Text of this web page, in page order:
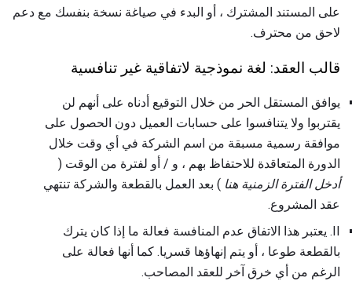
على المستند المشترك ، أو البدء في صياغة نسخة بنفسك مع دعم
لاحق من محترف.
قالب العقد: لغة نموذجية لاتفاقية غير تنافسية
يوافق المستقل الحر من خلال التوقيع أدناه على أنهم لن
يقتربوا ولا يتنافسوا على حسابات العميل دون الحصول على
موافقة رسمية مسبقة من اسم الشركة في أي وقت خلال
الدورة المتعاقدة للاحتفاظ بهم ، و / أو لفترة من الوقت (
أدخل الفترة الزمنية هنا ) بعد العمل بالقطعة والشركة تنتهي
عقد المشروع.
II. يعتبر هذا الاتفاق عدم المنافسة فعالة ما إذا كان يترك
بالقطعة طوعا ، أو يتم إنهاؤها قسريا. كما أنها فعالة على
الرغم من أي خرق آخر للعقد المصاحب.